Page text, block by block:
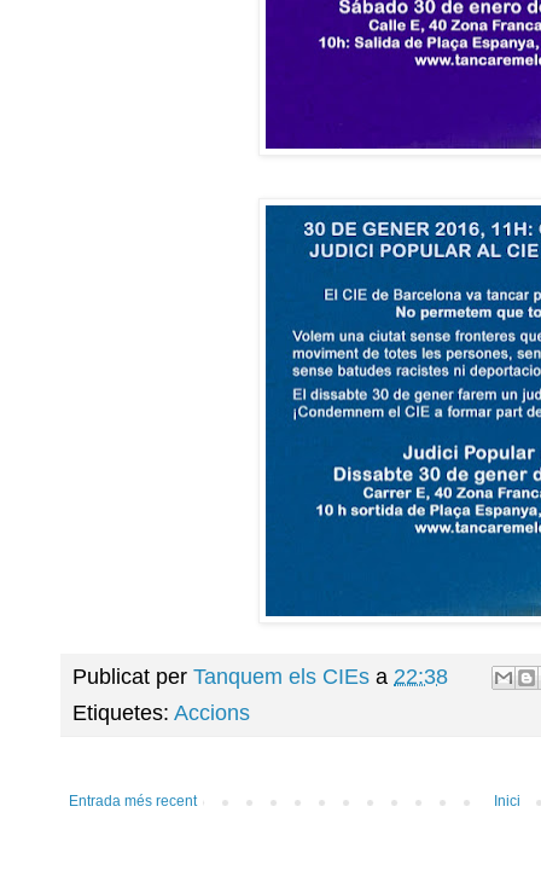
Publicat per Tanquem els CIEs a 22:38
Etiquetes: Accions
Entrada més recent Inici